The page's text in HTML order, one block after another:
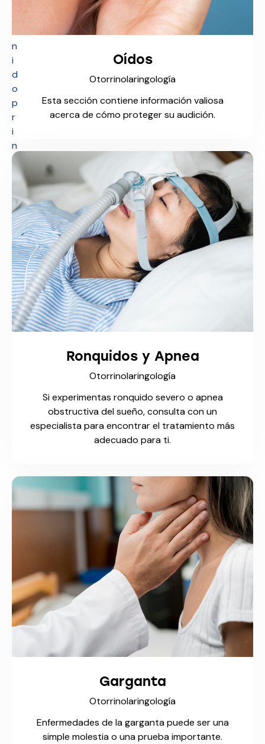
e
n
i
d
o
p
r
i
n
c
a
l
Oídos
Otorrinolaringología
Esta sección contiene información valiosa
acerca de cómo proteger su audición.
Ronquidos y Apnea
Otorrinolaringología
Si experimentas ronquido severo o apnea
obstructiva del sueño, consulta con un
especialista para encontrar el tratamiento más
adecuado para ti.
Garganta
Otorrinolaringología
Enfermedades de la garganta puede ser una
simple molestia o una prueba importante.